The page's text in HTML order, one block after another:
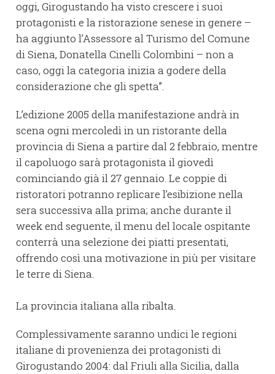
oggi, Girogustando ha visto crescere i suoi
protagonisti e la ristorazione senese in genere –
ha aggiunto l’Assessore al Turismo del Comune
di Siena, Donatella Cinelli Colombini – non a
caso, oggi la categoria inizia a godere della
considerazione che gli spetta”.
L’edizione 2005 della manifestazione andrà in
scena ogni mercoledì in un ristorante della
provincia di Siena a partire dal 2 febbraio, mentre
il capoluogo sarà protagonista il giovedì
cominciando già il 27 gennaio. Le coppie di
ristoratori potranno replicare l’esibizione nella
sera successiva alla prima; anche durante il
week end seguente, il menu del locale ospitante
conterrà una selezione dei piatti presentati,
offrendo così una motivazione in più per visitare
le terre di Siena.
La provincia italiana alla ribalta.
Complessivamente saranno undici le regioni
italiane di provenienza dei protagonisti di
Girogustando 2004: dal Friuli alla Sicilia, dalla